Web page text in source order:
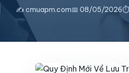
✍️ cmuapm.com📅 08/05/2026⏱️